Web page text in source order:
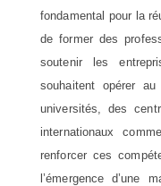
fondamental pour la
de former des
soutenir les
souhaitent opérer
universités, des
internationaux
renforcer ces
l’émergence d’une